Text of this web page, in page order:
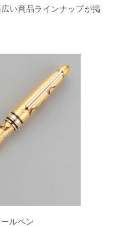
い商品ラインナップが掲
ルペン